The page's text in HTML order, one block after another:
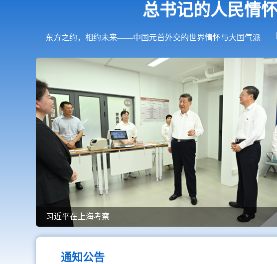
总书记的人民情
东方之约，相约未来——中国元首外交的世界情怀与大国气派 |
习近平在上海考察
通知公告